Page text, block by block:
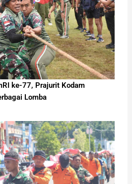
ke-77, Prajurit Kodam
Lomba